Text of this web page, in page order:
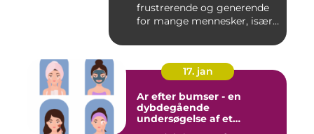
frustrerende og generende
for mange mennesker, især
17. jan
Ar efter bumser - en
dybdegående
undersøgelse af et